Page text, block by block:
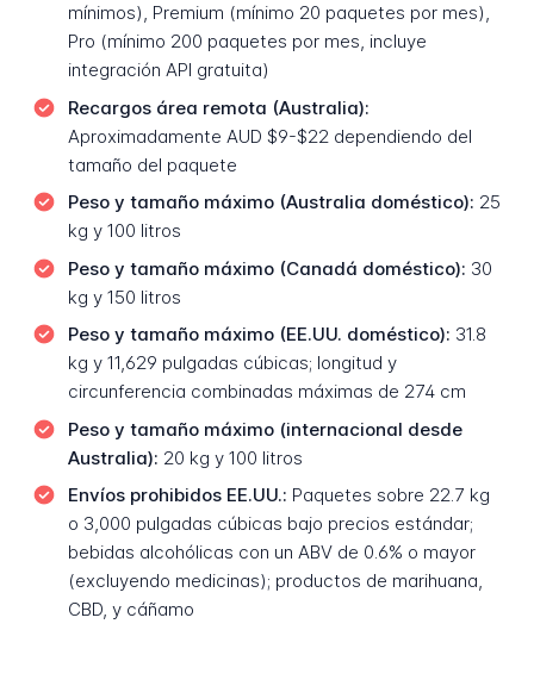
mínimos), Premium (mínimo 20 paquetes por mes),
Pro (mínimo 200 paquetes por mes, incluye
integración API gratuita)
Recargos área remota (Australia):
Aproximadamente AUD $9-$22 dependiendo del
tamaño del paquete
Peso y tamaño máximo (Australia doméstico): 25
kg y 100 litros
Peso y tamaño máximo (Canadá doméstico): 30
kg y 150 litros
Peso y tamaño máximo (EE.UU. doméstico): 31.8
kg y 11,629 pulgadas cúbicas; longitud y
circunferencia combinadas máximas de 274 cm
Peso y tamaño máximo (internacional desde
Australia): 20 kg y 100 litros
Envíos prohibidos EE.UU.: Paquetes sobre 22.7 kg
o 3,000 pulgadas cúbicas bajo precios estándar;
bebidas alcohólicas con un ABV de 0.6% o mayor
(excluyendo medicinas); productos de marihuana,
CBD, y cáñamo